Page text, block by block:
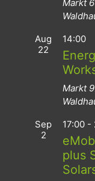
Markt
Aug
22
14:00
Markt
Sep
2
17:00 -
plus